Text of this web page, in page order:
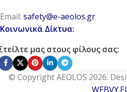
Email: safety@e-aeolos.gr
Κοινωνικά Δίκτυα:
μας στους φίλους σας:
© Copyright AEOLOS 2026.